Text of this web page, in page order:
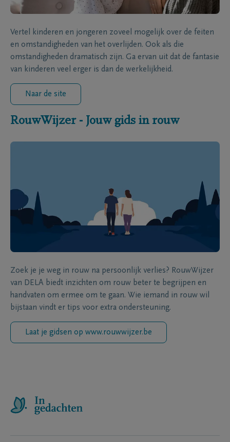
Vertel kinderen en jongeren zoveel mogelijk over de feiten
en omstandigheden van het overlijden. Ook als die
omstandigheden dramatisch zijn. Ga ervan uit dat de fantasie
van kinderen veel erger is dan de werkelijkheid.
Naar de site
RouwWijzer - Jouw gids in rouw
Zoek je je weg in rouw na persoonlijk verlies? RouwWijzer
van DELA biedt inzichten om rouw beter te begrijpen en
handvaten om ermee om te gaan. Wie iemand in rouw wil
bijstaan vindt er tips voor extra ondersteuning.
Laat je gidsen op www.rouwwijzer.be